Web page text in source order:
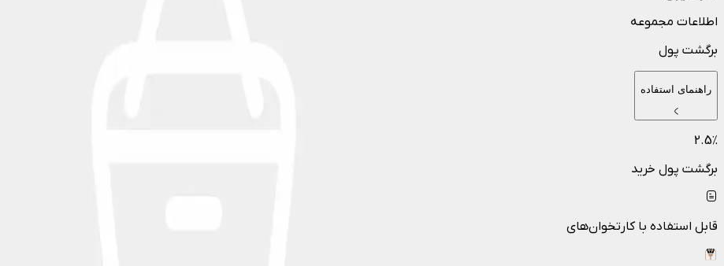
اطلاعات مجموعه
برگشت پول
راهنمای استفاده
2.5٪
برگشت پول خرید
قابل استفاده با کارتخوان‌های